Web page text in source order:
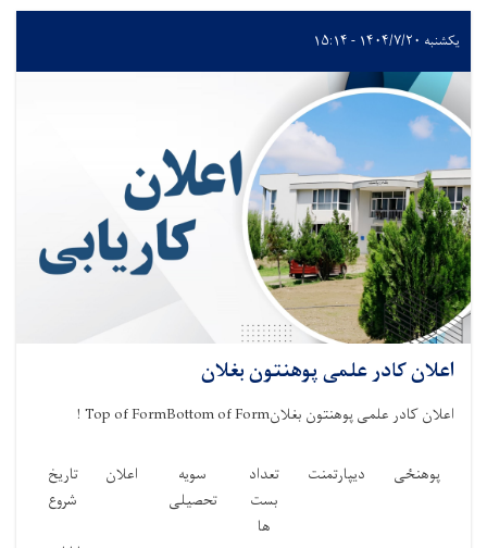
یکشنبه ۱۴۰۴/۷/۲۰ - ۱۵:۱۴
اعلان کادر علمی پوهنتون بغلان
اعلان کادر علمی پوهنتون بغلان ! Top of FormBottom of Form
پوهنځی ديپارتمنت
تعداد
بست
ها
سویه
تحصیلی
اعلان
تاریخ
شروع